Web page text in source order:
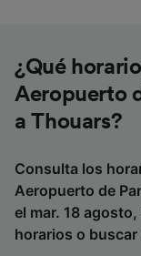
¿Qué
Aeropuerto
a Thouars?
Consulta los
Aeropuerto de
el mar. 18
horarios o